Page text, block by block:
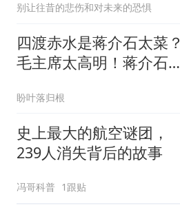
别让往昔的悲伤和对未来的恐惧
四渡赤水是蒋介石太菜？
毛主席太高明！蒋介石日
盼叶落归根
史上最大的航空谜团，
239人消失背后的故事
冯哥科普 1跟贴